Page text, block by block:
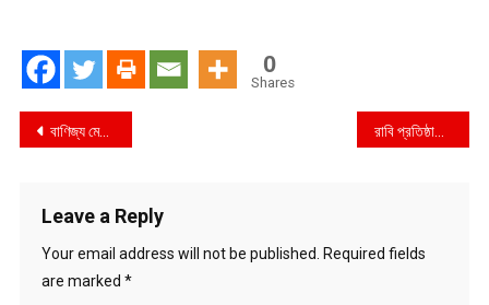
0
Shares
Post
বাণিজ্য মেলায় ভোক্তা অধিদপ্তরের সার্বিক কার্যক্রম অবহিতকরণ রাবি প্রতিষ্ঠাতা জননেতা মাদার বখশ্ এর ৫৬তম মৃত্যুবার্ষিকী পালিত
Leave a Reply
Your email address will not be published. Required fields
are marked *